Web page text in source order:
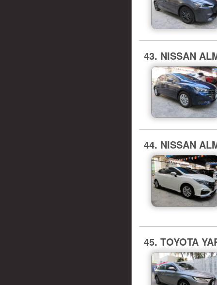
43. NISSAN
44. NISSAN
45. TOYOTA